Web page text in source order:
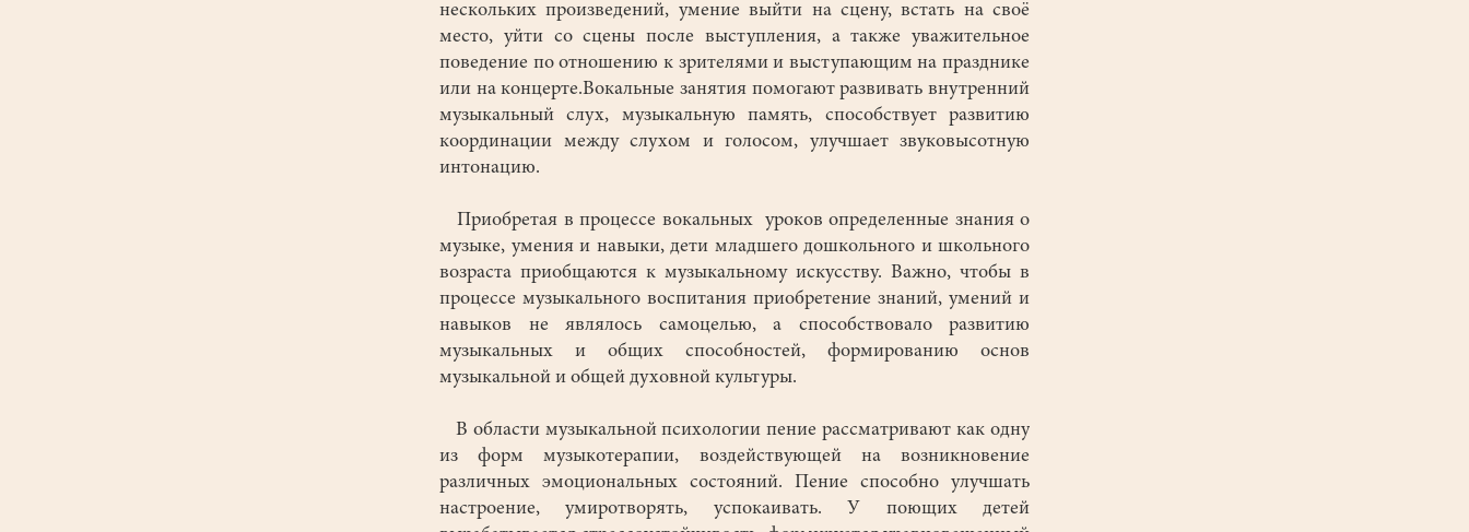
нескольких произведений, умение выйти на сцену, встать на своё
место, уйти со сцены после выступления, а также уважительное
поведение по отношению к зрителями и выступающим на празднике
или на концерте.Вокальные занятия помогают развивать внутренний
музыкальный слух, музыкальную память, способствует развитию
координации между слухом и голосом, улучшает звуковысотную
интонацию.
Приобретая в процессе вокальных уроков определенные знания о
музыке, умения и навыки, дети младшего дошкольного и школьного
возраста приобщаются к музыкальному искусству. Важно, чтобы в
процессе музыкального воспитания приобретение знаний, умений и
навыков не являлось самоцелью, а способствовало развитию
музыкальных и общих способностей, формированию основ
музыкальной и общей духовной культуры.
В области музыкальной психологии пение рассматривают как одну
из форм музыкотерапии, воздействующей на возникновение
различных эмоциональных состояний. Пение способно улучшать
настроение, умиротворять, успокаивать. У поющих детей